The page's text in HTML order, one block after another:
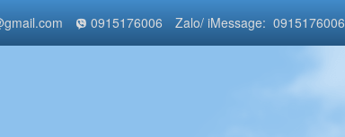
0915176006 Zalo/ iMessage: 0915176006